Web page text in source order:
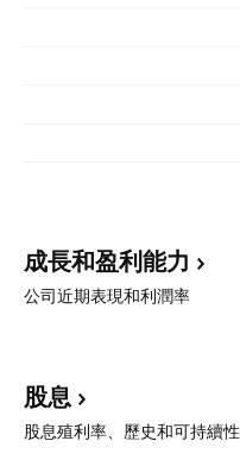
成長和盈利能力
公司近期表現和利潤率
股息
股息殖利率、歷史和可持續性